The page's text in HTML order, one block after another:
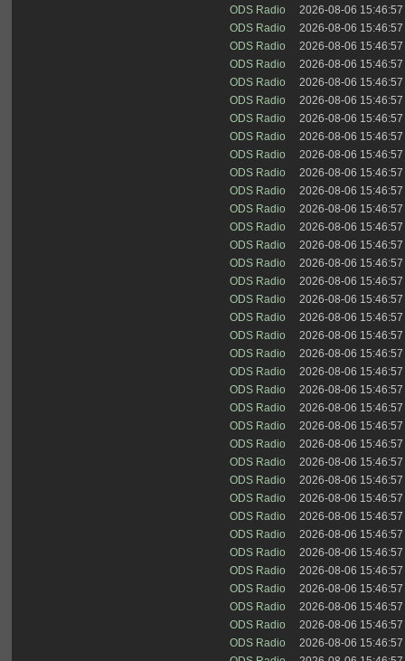
ODS Radio
2026-08-06 15:46:57
ODS Radio
2026-08-06 15:46:57
ODS Radio
2026-08-06 15:46:57
ODS Radio
2026-08-06 15:46:57
ODS Radio
2026-08-06 15:46:57
ODS Radio
2026-08-06 15:46:57
ODS Radio
2026-08-06 15:46:57
ODS Radio
2026-08-06 15:46:57
ODS Radio
2026-08-06 15:46:57
ODS Radio
2026-08-06 15:46:57
ODS Radio
2026-08-06 15:46:57
ODS Radio
2026-08-06 15:46:57
ODS Radio
2026-08-06 15:46:57
ODS Radio
2026-08-06 15:46:57
ODS Radio
2026-08-06 15:46:57
ODS Radio
2026-08-06 15:46:57
ODS Radio
2026-08-06 15:46:57
ODS Radio
2026-08-06 15:46:57
ODS Radio
2026-08-06 15:46:57
ODS Radio
2026-08-06 15:46:57
ODS Radio
2026-08-06 15:46:57
ODS Radio
2026-08-06 15:46:57
ODS Radio
2026-08-06 15:46:57
ODS Radio
2026-08-06 15:46:57
ODS Radio
2026-08-06 15:46:57
ODS Radio
2026-08-06 15:46:57
ODS Radio
2026-08-06 15:46:57
ODS Radio
2026-08-06 15:46:57
ODS Radio
2026-08-06 15:46:57
ODS Radio
2026-08-06 15:46:57
ODS Radio
2026-08-06 15:46:57
ODS Radio
2026-08-06 15:46:57
ODS Radio
2026-08-06 15:46:57
ODS Radio
2026-08-06 15:46:57
ODS Radio
2026-08-06 15:46:57
ODS Radio
2026-08-06 15:46:57